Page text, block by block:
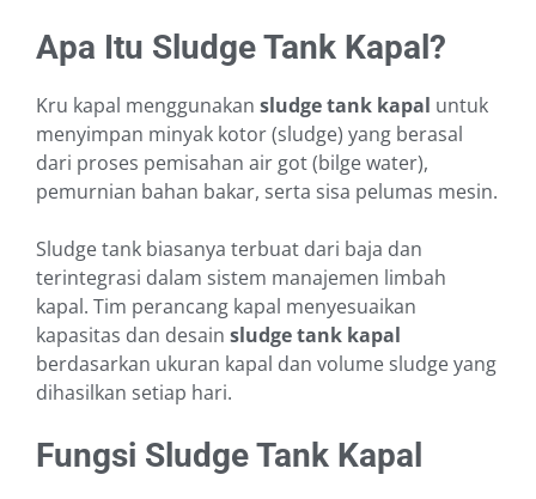
Apa Itu Sludge Tank Kapal?
Kru kapal menggunakan sludge tank kapal untuk
menyimpan minyak kotor (sludge) yang berasal
dari proses pemisahan air got (bilge water),
pemurnian bahan bakar, serta sisa pelumas mesin.
Sludge tank biasanya terbuat dari baja dan
terintegrasi dalam sistem manajemen limbah
kapal. Tim perancang kapal menyesuaikan
kapasitas dan desain sludge tank kapal
berdasarkan ukuran kapal dan volume sludge yang
dihasilkan setiap hari.
Fungsi Sludge Tank Kapal